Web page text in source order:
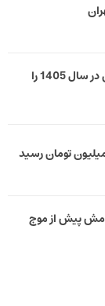
زمان دقیق واریز معوقات بازنشستگان در سال 1405 را
پیش از موج